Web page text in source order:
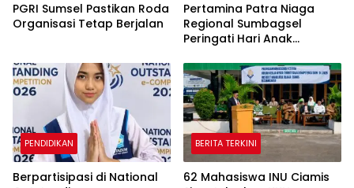
PGRI Sumsel Pastikan Roda
Organisasi Tetap Berjalan
Pertamina Patra Niaga
Regional Sumbagsel
Peringati Hari Anak
Edukasi Perlindungan Anak
dan Penguatan Posyandu
PENDIDIKAN
Berpartisipasi di National
BERITA TERKINI
62 Mahasiswa INU Ciamis